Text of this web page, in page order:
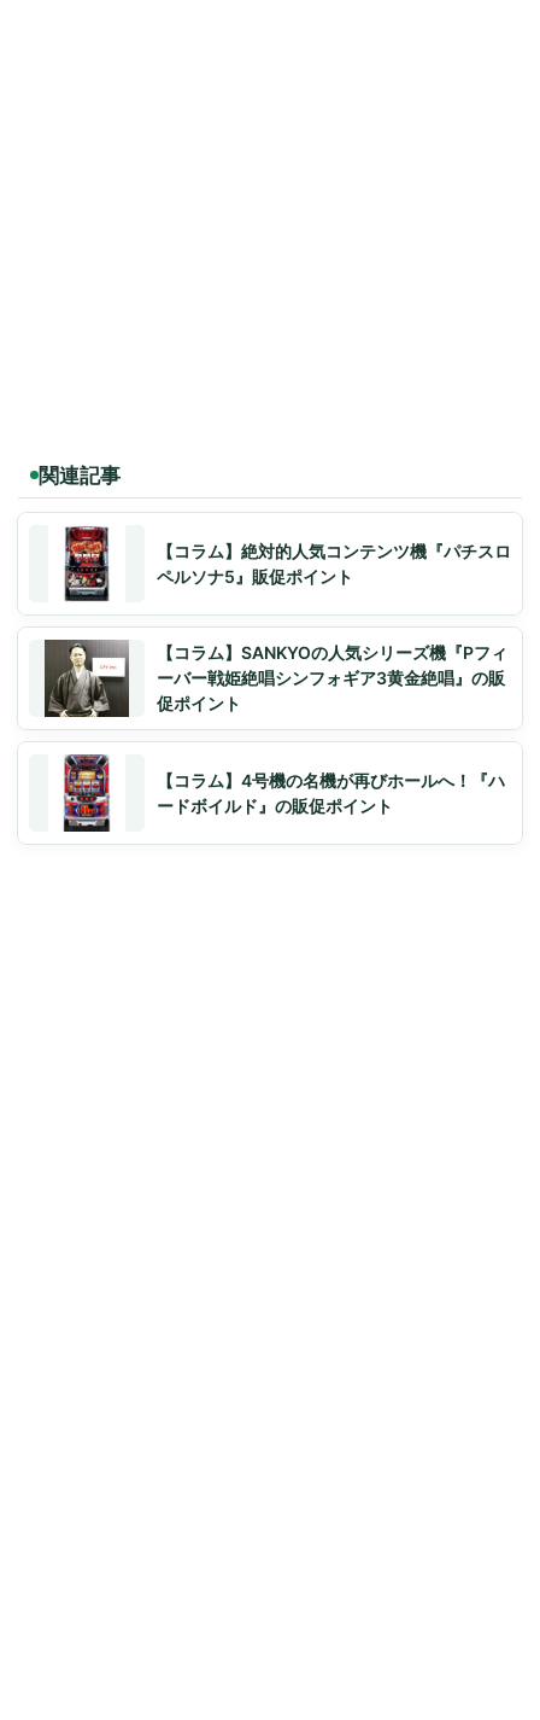
関連記事
【コラム】絶対的人気コンテンツ機『パチスロ
ペルソナ5』販促ポイント
【コラム】SANKYOの人気シリーズ機『Pフィ
ーバー戦姫絶唱シンフォギア3黄金絶唱』の販
促ポイント
【コラム】4号機の名機が再びホールへ！『ハ
ードボイルド』の販促ポイント